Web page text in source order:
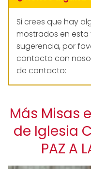
Si crees que hay
mostrados en
sugerencia, por
contacto con
de contacto:
Más Misas
de Iglesia
PAZ A